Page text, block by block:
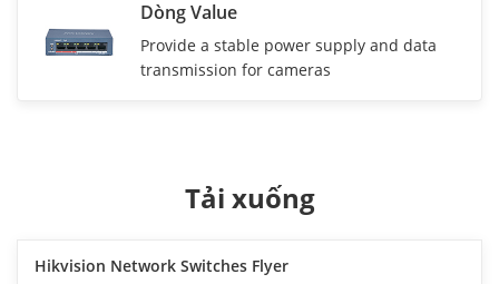
Dòng Value
Provide a stable power supply and data
transmission for cameras
Tải xuống
Hikvision Network Switches Flyer